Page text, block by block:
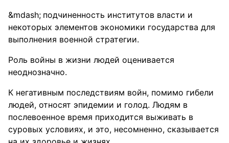
подчиненность институтов власти и
некоторых элементов экономики государства для
выполнения военной стратегии.
Роль войны в жизни людей оценивается
неоднозначно.
К негативным последствиям войн, помимо гибели
людей, относят эпидемии и голод. Людям в
послевоенное время приходится выживать в
суровых условиях, и это, несомненно, сказывается